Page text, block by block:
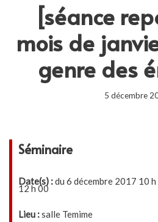
[séance
mois de
genre des
5 décembre
Séminaire
Date(s) :du 6 décembre 2017 10
12 h 00
Lieu :salle Temime